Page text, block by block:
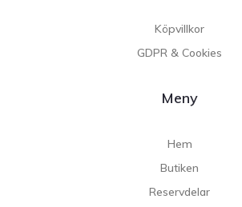
Köpvillkor
GDPR & Cookies
Meny
Hem
Butiken
Reservdelar